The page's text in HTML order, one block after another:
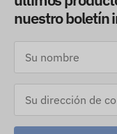
nuestro boletín